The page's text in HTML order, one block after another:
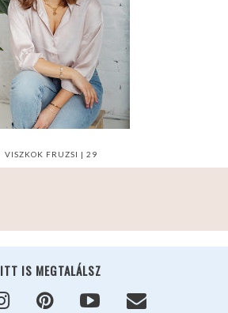
VISZKOK FRUZSI | 29
ITT IS MEGTALÁLSZ